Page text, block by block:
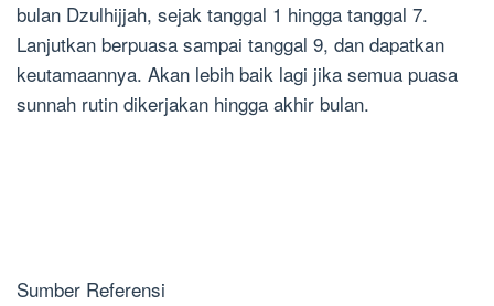
bulan Dzulhijjah, sejak tanggal 1 hingga tanggal 7.
Lanjutkan berpuasa sampai tanggal 9, dan dapatkan
keutamaannya. Akan lebih baik lagi jika semua puasa
sunnah rutin dikerjakan hingga akhir bulan.
Sumber Referensi